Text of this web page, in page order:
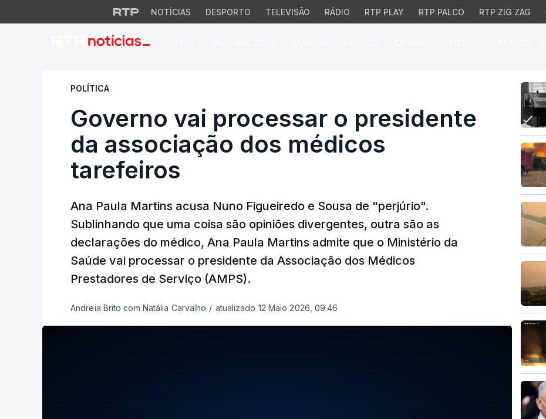
NOTÍCIAS DESPORTO TELEVISÃO RÁDIO RTP PLAY RTP PALCO RTP ZIG ZAG
Governo vai processar o presidente da
POLÍTICA
Governo vai processar o presidente
da associação dos médicos
tarefeiros
Ana Paula Martins acusa Nuno Figueiredo e Sousa de "perjúrio".
Sublinhando que uma coisa são opiniões divergentes, outra são as
declarações do médico, Ana Paula Martins admite que o Ministério da
Saúde vai processar o presidente da Associação dos Médicos
Prestadores de Serviço (AMPS).
Andreia Brito com Natália Carvalho / atualizado 12 Maio 2026, 09:46